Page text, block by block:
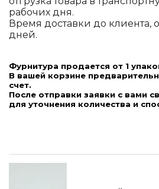
рабочих дня.
Время доставки до клиента,
дней.
Фурнитура продается от 1
В вашей корзине
счет.
После отправки заявки с вами
для уточнения количества и